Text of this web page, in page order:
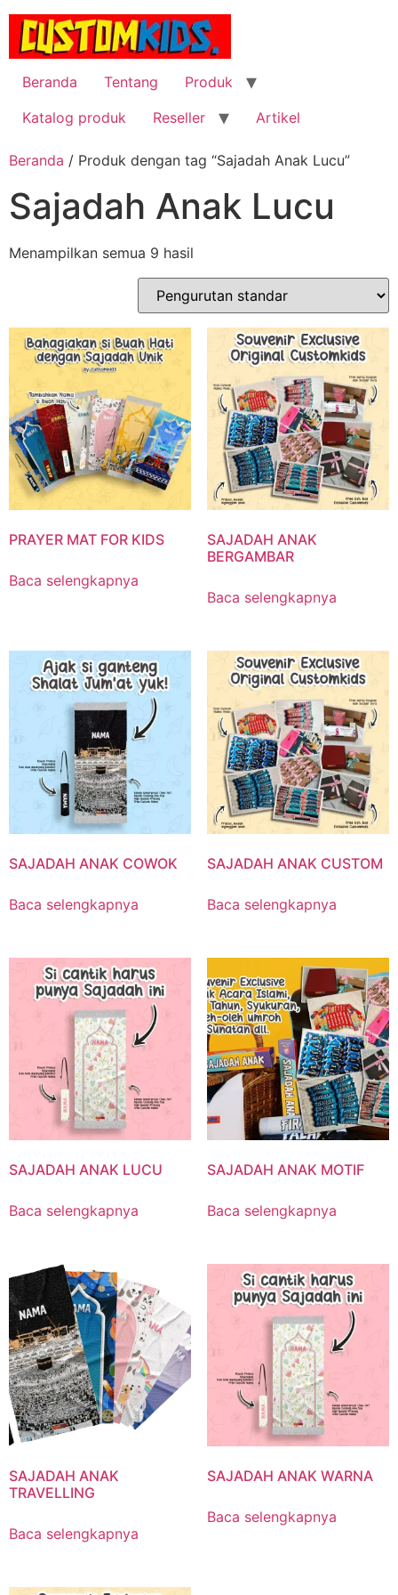
Lewati
konten
Beranda
Tentang
Produk
Katalog produk
Reseller Artikel
Beranda / Produk dengan tag “Sajadah Anak Lucu”
Sajadah Anak Lucu
Menampilkan semua 9 hasil
PRAYER MAT FOR KIDS
Baca selengkapnya
SAJADAH ANAK
BERGAMBAR
Baca selengkapnya
SAJADAH ANAK COWOK
Baca selengkapnya
SAJADAH ANAK CUSTOM
Baca selengkapnya
SAJADAH ANAK LUCU
Baca selengkapnya
SAJADAH ANAK MOTIF
Baca selengkapnya
SAJADAH ANAK
TRAVELLING
Baca selengkapnya
SAJADAH ANAK WARNA
Baca selengkapnya